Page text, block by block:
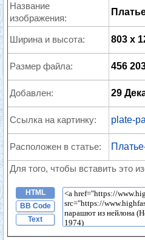
Название
изображения:
Ширина и высота: 803 x
Размер файла: 456
Добавлен: 29
Ссылка на картинку: plate-
Расположен в статье:
Для того, чтобы вставить это
HTML
BB Code
Text